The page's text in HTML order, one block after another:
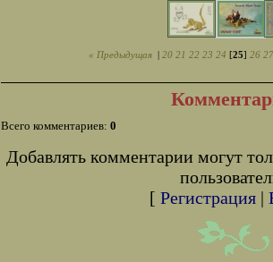
« Предыдущая 20 21 22 23 24 [25] 26 27
Всего комментариев: 0
Добавлять комментарии могут
[ Регистрация |